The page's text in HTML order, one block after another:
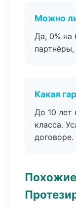
Можно
Да, 0% на
партнёры,
Какая
До 10 лет
класса.
договоре.